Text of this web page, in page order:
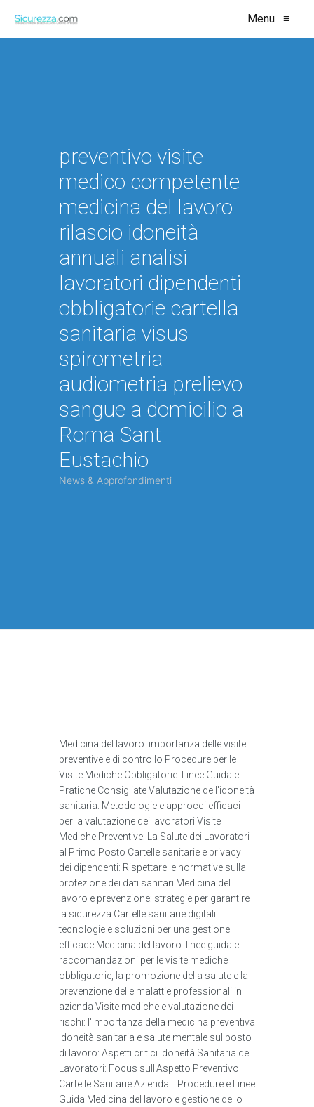
Menu ≡
preventivo visite
medico competente
medicina del lavoro
rilascio idoneità
annuali analisi
lavoratori dipendenti
obbligatorie cartella
sanitaria visus
spirometria
audiometria prelievo
sangue a domicilio a
Roma Sant
Eustachio
News & Approfondimenti
Medicina del lavoro: importanza delle visite
preventive e di controllo Procedure per le
Visite Mediche Obbligatorie: Linee Guida e
Pratiche Consigliate Valutazione dell'idoneità
sanitaria: Metodologie e approcci efficaci
per la valutazione dei lavoratori Visite
Mediche Preventive: La Salute dei Lavoratori
al Primo Posto Cartelle sanitarie e privacy
dei dipendenti: Rispettare le normative sulla
protezione dei dati sanitari Medicina del
lavoro e prevenzione: strategie per garantire
la sicurezza Cartelle sanitarie digitali:
tecnologie e soluzioni per una gestione
efficace Medicina del lavoro: linee guida e
raccomandazioni per le visite mediche
obbligatorie, la promozione della salute e la
prevenzione delle malattie professionali in
azienda Visite mediche e valutazione dei
rischi: l'importanza della medicina preventiva
Idoneità sanitaria e salute mentale sul posto
di lavoro: Aspetti critici Idoneità Sanitaria dei
Lavoratori: Focus sull'Aspetto Preventivo
Cartelle Sanitarie Aziendali: Procedure e Linee
Guida Medicina del lavoro e gestione dello